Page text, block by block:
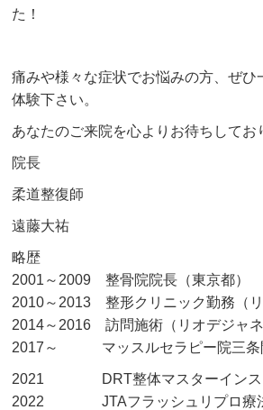
た！
痛みや様々な症状でお悩みの方、ぜひ
体験下さい。
あなたのご来院を心よりお待ちしてお
院長
柔道整復師
遠藤大祐
略歴
2001～2009 整骨院院長（東京都）
2010～2013 整形クリニック勤務（リ
2014～2016 訪問施術（リオデジャネ
2017～ マッスルセラピー院三条
2021 DRT整体マスターインス
2022 JTAフラッシュリプロ療